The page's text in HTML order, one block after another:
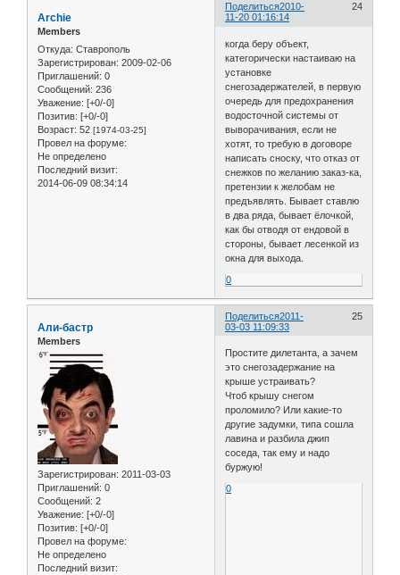
Поделиться 24
2010-
11-20 01:16:14
Archie
Members
Откуда: Ставрополь
Зарегистрирован: 2009-02-06
Приглашений: 0
Сообщений: 236
Уважение: [+0/-0]
Позитив: [+0/-0]
Возраст: 52 [1974-03-25]
Провел на форуме:
Не определено
Последний визит:
2014-06-09 08:34:14
когда беру объект,
категорически настаиваю на
установке
снегозадержателей, в первую
очередь для предохранения
водосточной системы от
выворачивания, если не
хотят, то требую в договоре
написать сноску, что отказ от
снежков по желанию заказ-ка,
претензии к желобам не
предъявлять. Бывает ставлю
в два ряда, бывает ёлочкой,
как бы отводя от ендовой в
стороны, бывает лесенкой из
окна для выхода.
0
Поделиться 25
2011-
03-03 11:09:33
Али-бастр
Members
Зарегистрирован: 2011-03-03
Приглашений: 0
Сообщений: 2
Уважение: [+0/-0]
Позитив: [+0/-0]
Провел на форуме:
Не определено
Последний визит:
Простите дилетанта, а зачем
это снегозадержание на
крыше устраивать?
Чтоб крышу снегом
проломило? Или какие-то
другие задумки, типа сошла
лавина и разбила джип
соседа, так ему и надо
буржую!
0